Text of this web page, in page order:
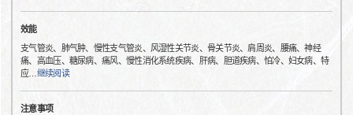
效能
支气管炎、肺气肿、慢性支气管炎、风湿性关节炎、骨关节炎、肩周炎、腰痛、神经
痛、高血压、糖尿病、痛风、慢性消化系统疾病、肝病、胆道疾病、怕冷、妇女病、特
应
继续阅读
注意事项